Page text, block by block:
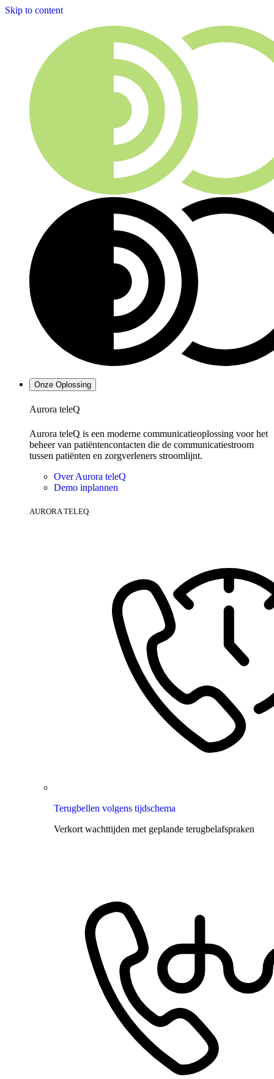
Skip to content
Onze Oplossing
Aurora teleQ
Aurora teleQ is een moderne communicatieoplossing voor het
beheer van patiëntencontacten die de communicatiestroom
tussen patiënten en zorgverleners stroomlijnt.
Over Aurora teleQ
Demo inplannen
AURORA TELEQ
Terugbellen volgens tijdschema
Verkort wachttijden met geplande terugbelafspraken